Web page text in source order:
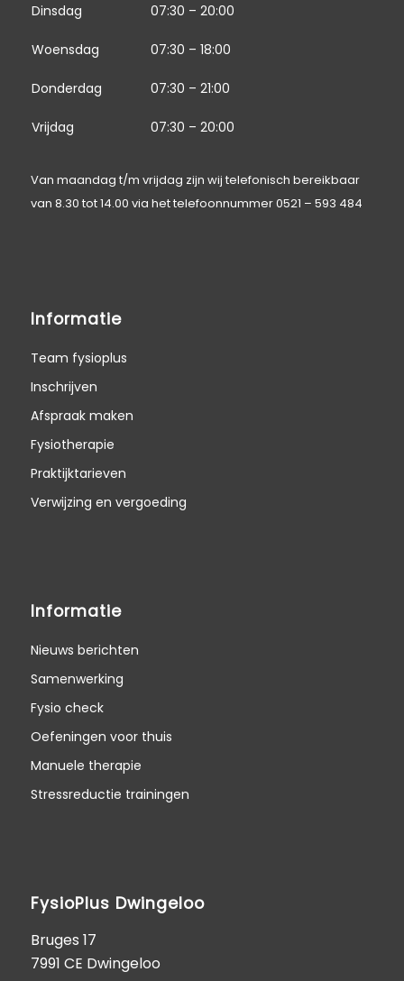
Dinsdag 07:30 – 20:00
Woensdag 07:30 – 18:00
Donderdag 07:30 – 21:00
Vrijdag 07:30 – 20:00
Van maandag t/m vrijdag zijn wij telefonisch bereikbaar
van 8.30 tot 14.00 via het telefoonnummer0521 – 593 484
Informatie
Team fysioplus
Inschrijven
Afspraak maken
Fysiotherapie
Praktijktarieven
Verwijzing en vergoeding
Informatie
Nieuws berichten
Samenwerking
Fysio check
Oefeningen voor thuis
Manuele therapie
Stressreductie trainingen
FysioPlus Dwingeloo
Bruges 17
7991 CE Dwingeloo